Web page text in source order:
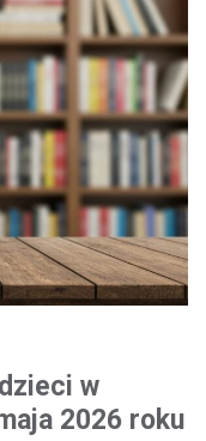
w
2026 roku